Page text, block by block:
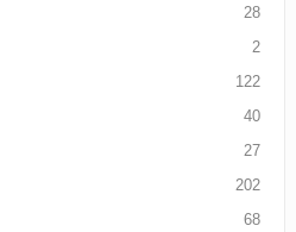
28
2
122
40
27
202
68